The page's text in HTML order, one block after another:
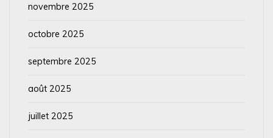
novembre 2025
octobre 2025
septembre 2025
août 2025
juillet 2025